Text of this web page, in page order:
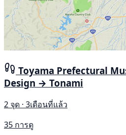
Toyama Prefectural
Design → Tonami
2 จุด · 3เดือนที่แล้ว
35 การดู